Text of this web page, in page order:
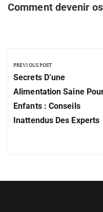
Comment devenir
PREVIOUS POST
Secrets D’une
Alimentation Saine
Enfants : Conseils
Inattendus Des Experts